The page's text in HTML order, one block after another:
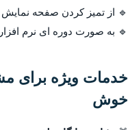
🔹 از تمیز کردن صفحه نمایش
🔹 به صورت دوره ای نرم افزار
خدمات ویژه برای
خوش